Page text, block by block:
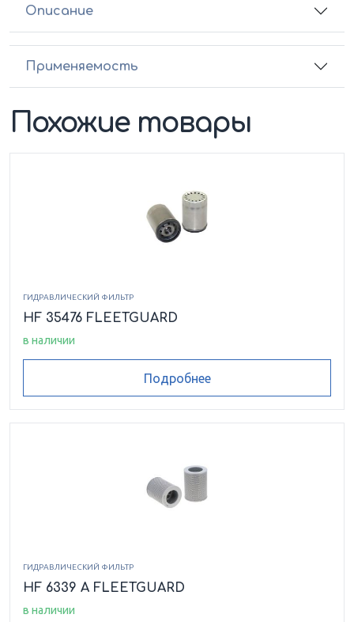
Описание
Применяемость
Похожие товары
ГИДРАВЛИЧЕСКИЙ ФИЛЬТР
HF 35476 FLEETGUARD
в наличии
Подробнее
ГИДРАВЛИЧЕСКИЙ ФИЛЬТР
HF 6339 A FLEETGUARD
в наличии